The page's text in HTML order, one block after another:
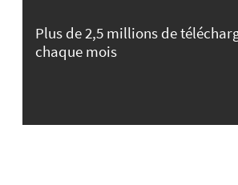
Plus de 2,5 millions de
chaque mois